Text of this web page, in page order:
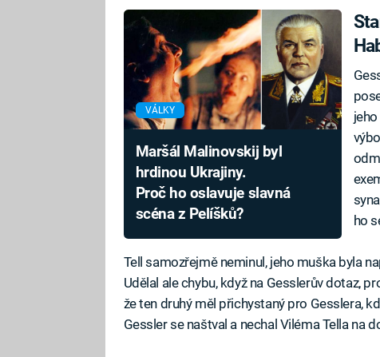
VÁLKY
Maršál Malinovskij byl
hrdinou Ukrajiny.
Proč ho oslavuje slavná
scéna z Pelíšků?
ho
Tell samozřejmě neminul, jeho muška byla
Udělal ale chybu, když na Gesslerův dotaz,
že ten druhý měl přichystaný pro Gesslera,
Gessler se naštval a nechal Viléma Tella na